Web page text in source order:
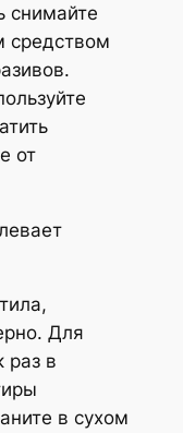
снимайте
средством
от
Для
раз в
в сухом